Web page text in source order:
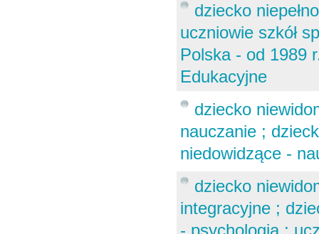
dziecko
uczniowie szkół
Polska - od 1989
Edukacyjne
dziecko
nauczanie ;
niedowidzące -
dziecko
integracyjne ;
- psychologia ;